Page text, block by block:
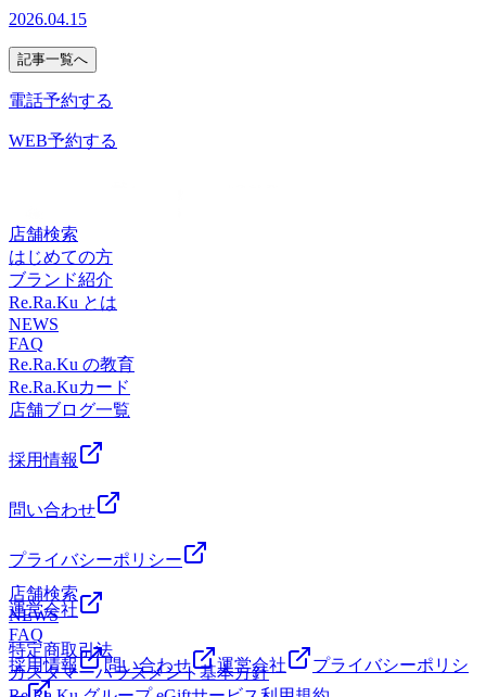
ら向かわれた方は④へ戻っていただき、そちらの案内を参照
してください。
という方も、ハッピーをシェアしていきましょう♪＼(^o^)
長または追加として使える＋２０分半額券です。お出かけに
ッキリしませんか。 嬉しいことに新オプションのネックリ
た方はもちろん、まだ試していない方は、是非一度お試しく
夕方から夜はご予約が早い時間に埋まってしまうことが多い
で、こまめに色んな時間帯に予約状況をチェックしてみてく
ださい!(^^)!
に行っても大混雑、シーズン料金＞＜せっかくの連休なのに
気分転換にならない…💦そんなあなたにこっそり朗報！
EQUiA北千住店、実は穴場なんです
そこで、Re.Ra.Ku EQUiA北千住店限定、2026年5月3日(日)～
のほか、ドライヘッドスパやハンドケアの定番オプションも
ちろん、３月からデビューしたNewオプションネックリンパ
ケアにもお使いいただけます！✨連休中にがっつり回復 ＆
連休明けのお身体のメンテナンス も、これでバッチリ！
✨ スタッフ一同心よりお待ちしております♪
2026.04.15
記事一覧へ
電話予約する
WEB予約する
店舗検索
はじめての方
ブランド紹介
Re.Ra.Ku とは
NEWS
FAQ
Re.Ra.Ku の教育
Re.Ra.Kuカード
店舗ブログ一覧
採用情報
問い合わせ
プライバシーポリシー
運営会社
特定商取引法
カスタマーハラスメント基本方針
店舗検索
NEWS
FAQ
採用情報
問い合わせ 運営会社
プライバシーポリシ